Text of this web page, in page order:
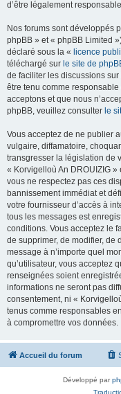
d’être légalement
Nos forums sont développés
phpBB » et « phpBB Limited
déclaré sous la « licence
téléchargé sur le site de
de faciliter les discussions
être tenu comme
acceptons et que nous
phpBB, veuillez consulter le
Vous acceptez de ne publier
vulgaire, diffamatoire,
transgresser la législation de
« Korvigelloù An DROUIZIG
vous ne respectez pas ces
bannissement immédiat et
votre fournisseur d’accès à
tous les messages est
conditions. Vous acceptez le
de supprimer, de modifier, de
message à n’importe quel
qu’utilisateur, vous acceptez
renseignées soient
informations ne seront pas
consentement, ni «
tenus comme responsables
à compromettre vos données.
Accueil du forum
Développé par